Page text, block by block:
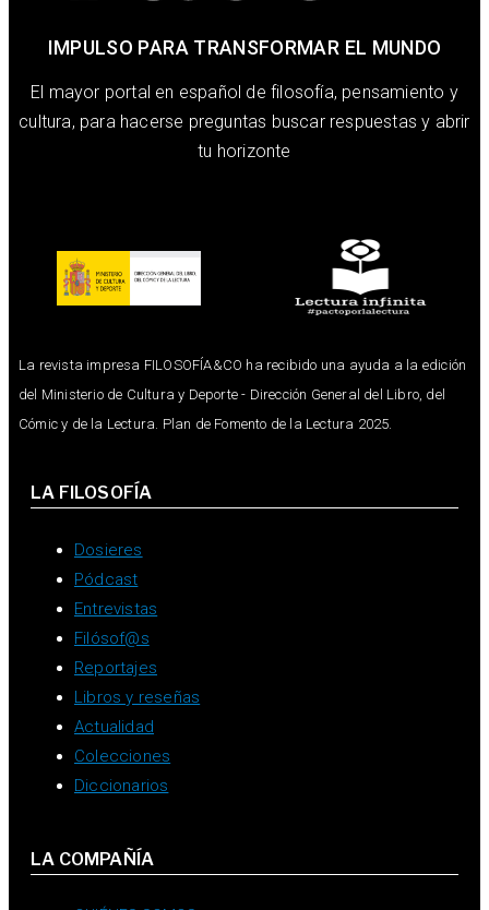
IMPULSO PARA TRANSFORMAR EL MUNDO
El mayor portal en español de filosofía, pensamiento y
cultura, para hacerse preguntas buscar respuestas y abrir
tu horizonte
La revista impresa FILOSOFÍA&CO ha recibido una ayuda a la edición
del Ministerio de Cultura y Deporte - Dirección General del Libro, del
Cómic y de la Lectura. Plan de Fomento de la Lectura 2025.
LA FILOSOFÍA
Dosieres
Pódcast
Entrevistas
Filósof@s
Reportajes
Libros y reseñas
Actualidad
Colecciones
Diccionarios
LA COMPAÑÍA